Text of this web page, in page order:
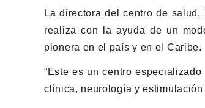
La directora del centro de
realiza con la ayuda de un
pionera en el país y en el Caribe.
“Este es un centro
clínica, neurología y